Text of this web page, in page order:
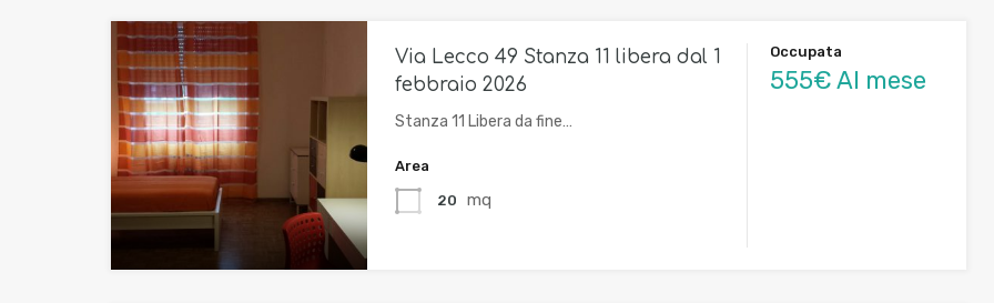
Via Lecco 49 Stanza 11 libera dal 1
febbraio 2026
Stanza 11 Libera da fine…
Area
20 mq
Occupata
555€ Al mese